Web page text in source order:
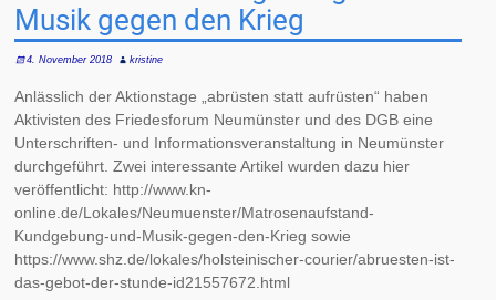
Musik gegen den Krieg
4. November 2018 kristine
Anlässlich der Aktionstage „abrüsten statt aufrüsten“ haben
Aktivisten des Friedesforum Neumünster und des DGB eine
Unterschriften- und Informationsveranstaltung in Neumünster
durchgeführt. Zwei interessante Artikel wurden dazu hier
veröffentlicht: http://www.kn-
online.de/Lokales/Neumuenster/Matrosenaufstand-
Kundgebung-und-Musik-gegen-den-Krieg sowie
https://www.shz.de/lokales/holsteinischer-courier/abruesten-ist-
das-gebot-der-stunde-id21557672.html